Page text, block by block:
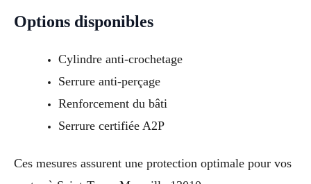
Options disponibles
Cylindre anti-crochetage
Serrure anti-perçage
Renforcement du bâti
Serrure certifiée A2P
Ces mesures assurent une protection optimale pour vos